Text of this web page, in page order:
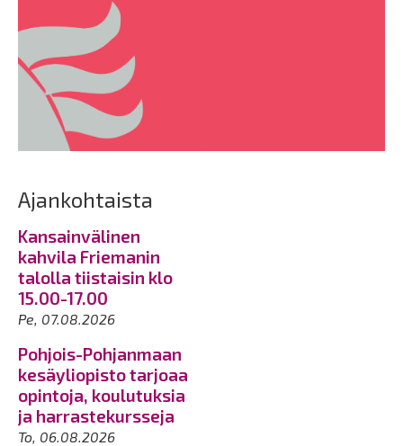
Ajankohtaista
Kansainvälinen
kahvila Friemanin
talolla tiistaisin klo
15.00-17.00
Pe, 07.08.2026
Pohjois-Pohjanmaan
kesäyliopisto tarjoaa
opintoja, koulutuksia
ja harrastekursseja
To, 06.08.2026